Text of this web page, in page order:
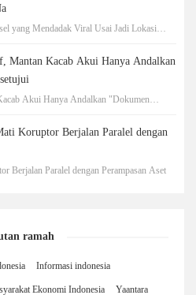
yang Mendadak Viral Usai Jadi Lokasi
Mantan Kacab Akui Hanya Andalkan
Akui Hanya Andalkan "Dokumen
Koruptor Berjalan Paralel dengan
Paralel dengan Perampasan Aset
ramah
Informasi indonesia
Ekonomi Indonesia Yaantara